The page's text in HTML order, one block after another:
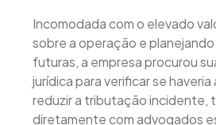
Incomodada com o elevado
sobre a operação e
futuras, a empresa procurou
jurídica para verificar se
reduzir a tributação incidente,
diretamente com advogados